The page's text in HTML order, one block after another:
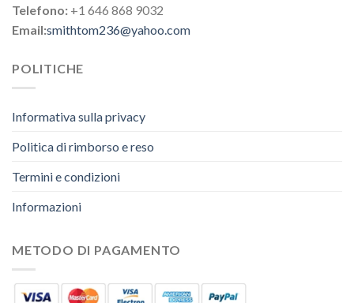
Telefono: +1 646 868 9032
Email:smithtom236@yahoo.com
POLITICHE
Informativa sulla privacy
Politica di rimborso e reso
Termini e condizioni
Informazioni
METODO DI PAGAMENTO